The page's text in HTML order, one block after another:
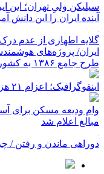
آینده ایران را این دانش
گلایه اطهاری از عدم درک
ایران/ پروژه‌های
طرح جامع ۱۳۸۶ به کشور آسیب زد
اینفوگرافیک؛ اعزام ۲۱ هزار زائر اربعین از آذربایجان‌شرقی
وام ودیعه مسکن برای
مبالغ اعلام شد
دوراهی ماندن و رفتن /